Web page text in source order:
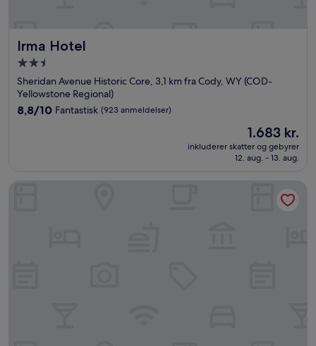
Irma Hotel
Irma Hotel
2.5-
stjernet
overnatningssted
Sheridan Avenue Historic Core, 3,1 km fra Cody, WY (COD-
Yellowstone Regional)
8.8
anmeldelser)
8,8/10 Fantastisk (923 anmeldelser)
Prisen
1.683 kr.
1.683 kr.
inkluderer skatter og gebyrer
12. aug. - 13. aug.
A Western Rose